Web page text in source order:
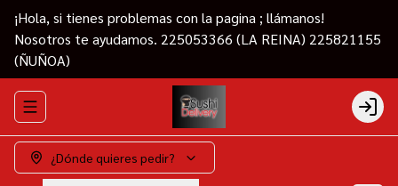
¡Hola, si tienes problemas con la pagina ; llámanos!
Nosotros te ayudamos. 225053366 (LA REINA) 225821155
(ÑUÑOA)
Abrir menu de navegación Login
¿Dónde quieres pedir?